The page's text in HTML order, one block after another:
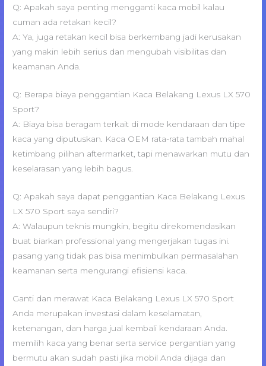
Q: Apakah saya penting mengganti kaca mobil kalau
cuman ada retakan kecil?
A: Ya, juga retakan kecil bisa berkembang jadi kerusakan
yang makin lebih serius dan mengubah visibilitas dan
keamanan Anda.
Q: Berapa biaya penggantian Kaca Belakang Lexus LX 570
Sport?
A: Biaya bisa beragam terkait di mode kendaraan dan tipe
kaca yang diputuskan. Kaca OEM rata-rata tambah mahal
ketimbang pilihan aftermarket, tapi menawarkan mutu dan
keselarasan yang lebih bagus.
Q: Apakah saya dapat penggantian Kaca Belakang Lexus
LX 570 Sport saya sendiri?
A: Walaupun teknis mungkin, begitu direkomendasikan
buat biarkan professional yang mengerjakan tugas ini.
pasang yang tidak pas bisa menimbulkan permasalahan
keamanan serta mengurangi efisiensi kaca.
Ganti dan merawat Kaca Belakang Lexus LX 570 Sport
Anda merupakan investasi dalam keselamatan,
ketenangan, dan harga jual kembali kendaraan Anda.
memilih kaca yang benar serta service pergantian yang
bermutu akan sudah pasti jika mobil Anda dijaga dan